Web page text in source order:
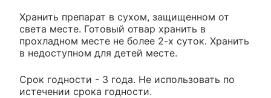
Хранить препарат в сухом, защищенном от
света месте. Готовый отвар хранить в
прохладном месте не более 2-х суток. Хранить
в недоступном для детей месте.
Срок годности - 3 года. Не использовать по
истечении срока годности.